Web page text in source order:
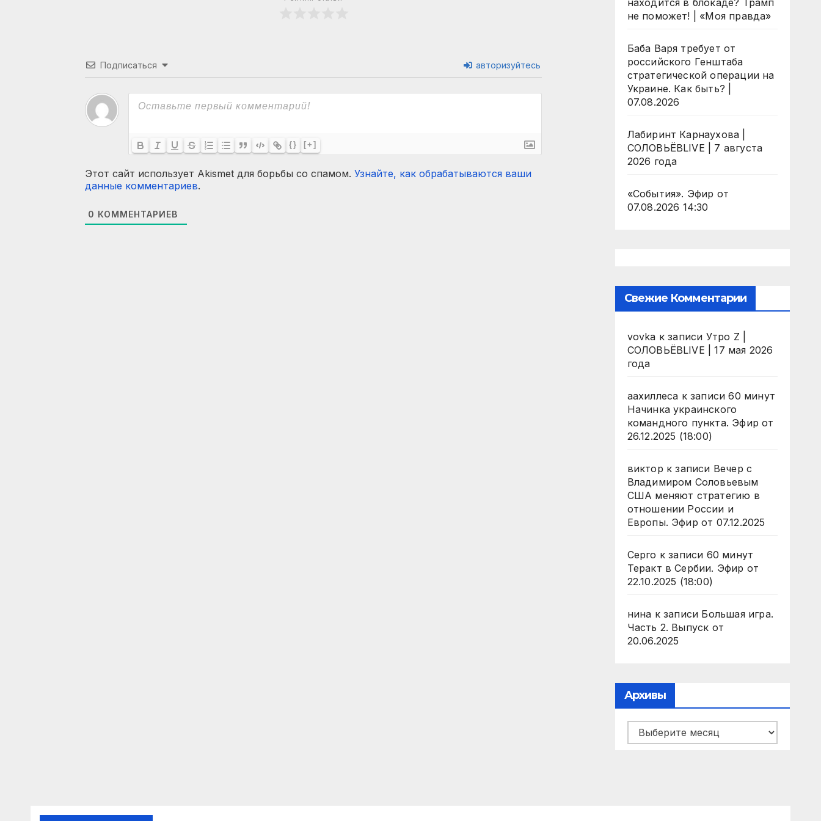
Подписаться авторизуйтесь
{} [+]
Этот сайт использует Akismet для борьбы со спамом. Узнайте, как обрабатываются ваши
данные комментариев.
0 КОММЕНТАРИЕВ
находится в блокаде? Трамп
не поможет! | «Моя правда»
Баба Варя требует от
российского Генштаба
стратегической операции на
Украине. Как быть? |
07.08.2026
Лабиринт Карнаухова |
СОЛОВЬЁВLIVE | 7 августа
2026 года
«События». Эфир от
07.08.2026 14:30
Свежие Комментарии
vovka к записи Утро Z |
СОЛОВЬЁВLIVE | 17 мая 2026
года
аахиллеса к записи60 минут
Начинка украинского
командного пункта. Эфир от
26.12.2025 (18:00)
виктор к записи Вечер с
Владимиром Соловьевым
США меняют стратегию в
отношении России и
Европы. Эфир от 07.12.2025
Серго к записи 60 минут
Теракт в Сербии. Эфир от
22.10.2025 (18:00)
нина к записи Большая игра.
Часть 2. Выпуск от
20.06.2025
Архивы
Архивы